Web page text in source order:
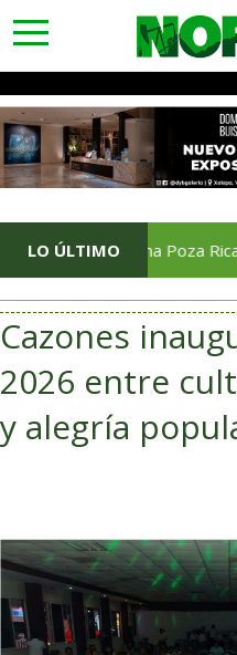
toggle
navigation
LO ÚLTIMO
Soriana Poza Rica
Cazones
2026 entre
y alegría